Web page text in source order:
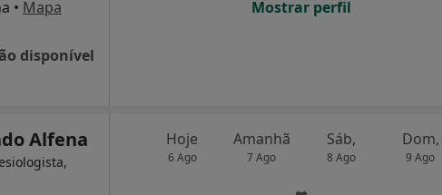
• Mapa
disponível
Mostrar perfil
Alfena Hoje
6 Ago
Amanhã
7 Ago
Sáb,
8 Ago
Dom,
9 Ago